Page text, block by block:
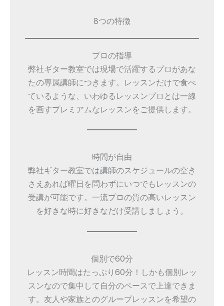
8つの特徴
プロの指導
弊社ギター教室では現場で活躍するプロがあな
たの専属講師につきます。レッスンだけで食べ
ているような、いわゆるレッスンプロとは一線
を画すプレミアムなレッスンをご提供します。
時間が自由
弊社ギター教室では講師のスケジュールの空き
さえあれば曜日を問わずにいつでもレッスンの
受講が可能です。一流プロの質の高いレッスン
を好きな時に好きなだけ受講しましょう。
個別で60分
レッスン時間はたっぷり60分！しかも個別レッ
スンなので集中して自分のペースで上達できま
す。友人や家族とのグループレッスンを希望の